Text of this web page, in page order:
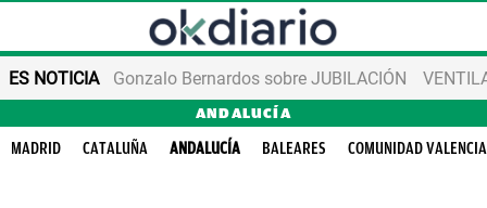
ES NOTICIA Gonzalo Bernardos sobre JUBILACIÓN
ANDALUCÍA
MADRID CATALUÑA ANDALUCÍA BALEARES COMUNIDAD